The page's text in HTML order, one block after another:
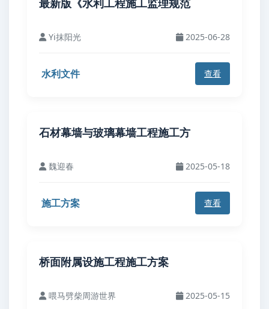
最新版《水利工程施工监理规范
Yi抹阳光 2025-06-28
水利文件 查看
石材幕墙与玻璃幕墙工程施工方
魏迎春 2025-05-18
施工方案 查看
桥面附属设施工程施工方案
喂马劈柴周游世界 2025-05-15